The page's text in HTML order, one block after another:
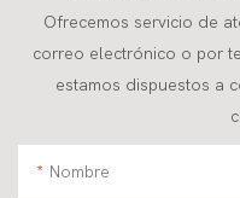
Ofrecemos servicio de
correo electrónico o por
estamos dispuestos a
Nombre